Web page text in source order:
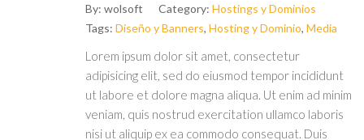
By: wolsoft Category: Hostings y Dominios
Tags: Diseño y Banners, Hosting y Dominio, Media
Lorem ipsum dolor sit amet, consectetur
adipisicing elit, sed do eiusmod tempor incididunt
ut labore et dolore magna aliqua. Ut enim ad minim
veniam, quis nostrud exercitation ullamco laboris
nisi ut aliquip ex ea commodo consequat. Duis